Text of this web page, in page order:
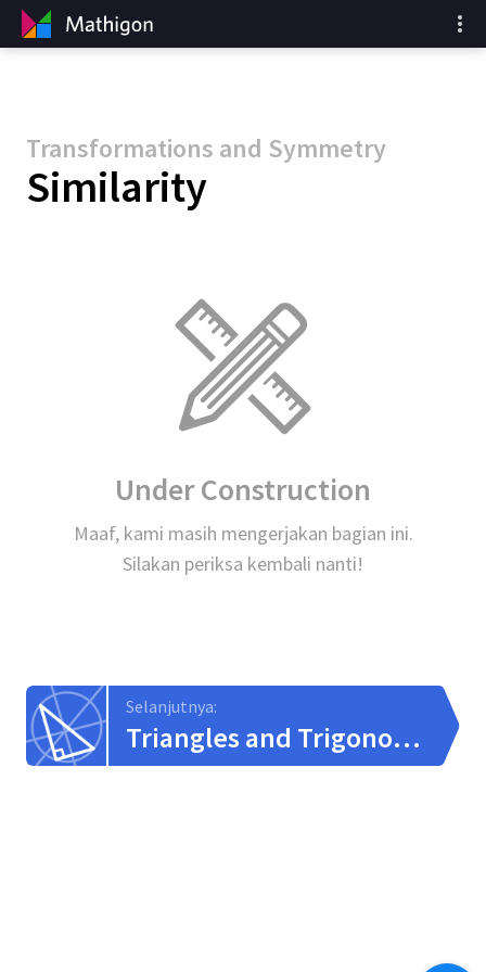
Transformations and Symmetry
Similarity
Under Construction
Maaf, kami masih mengerjakan bagian ini.
Silakan periksa kembali nanti!
Selanjutnya:
Triangles and Trigonometry